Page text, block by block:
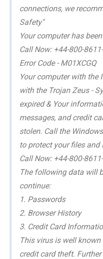
connections, we
Safety"
Your computer has
Call Now: +44-800-
Error Code - M01XCGQ
Your computer with the
with the Trojan Zeus -
expired & Your
messages, and credit
stolen. Call the
to protect your files
Call Now: +44-800-
The following data will
continue:
1. Passwords
2. Browser History
3. Credit Card
This virus is well
credit card theft.